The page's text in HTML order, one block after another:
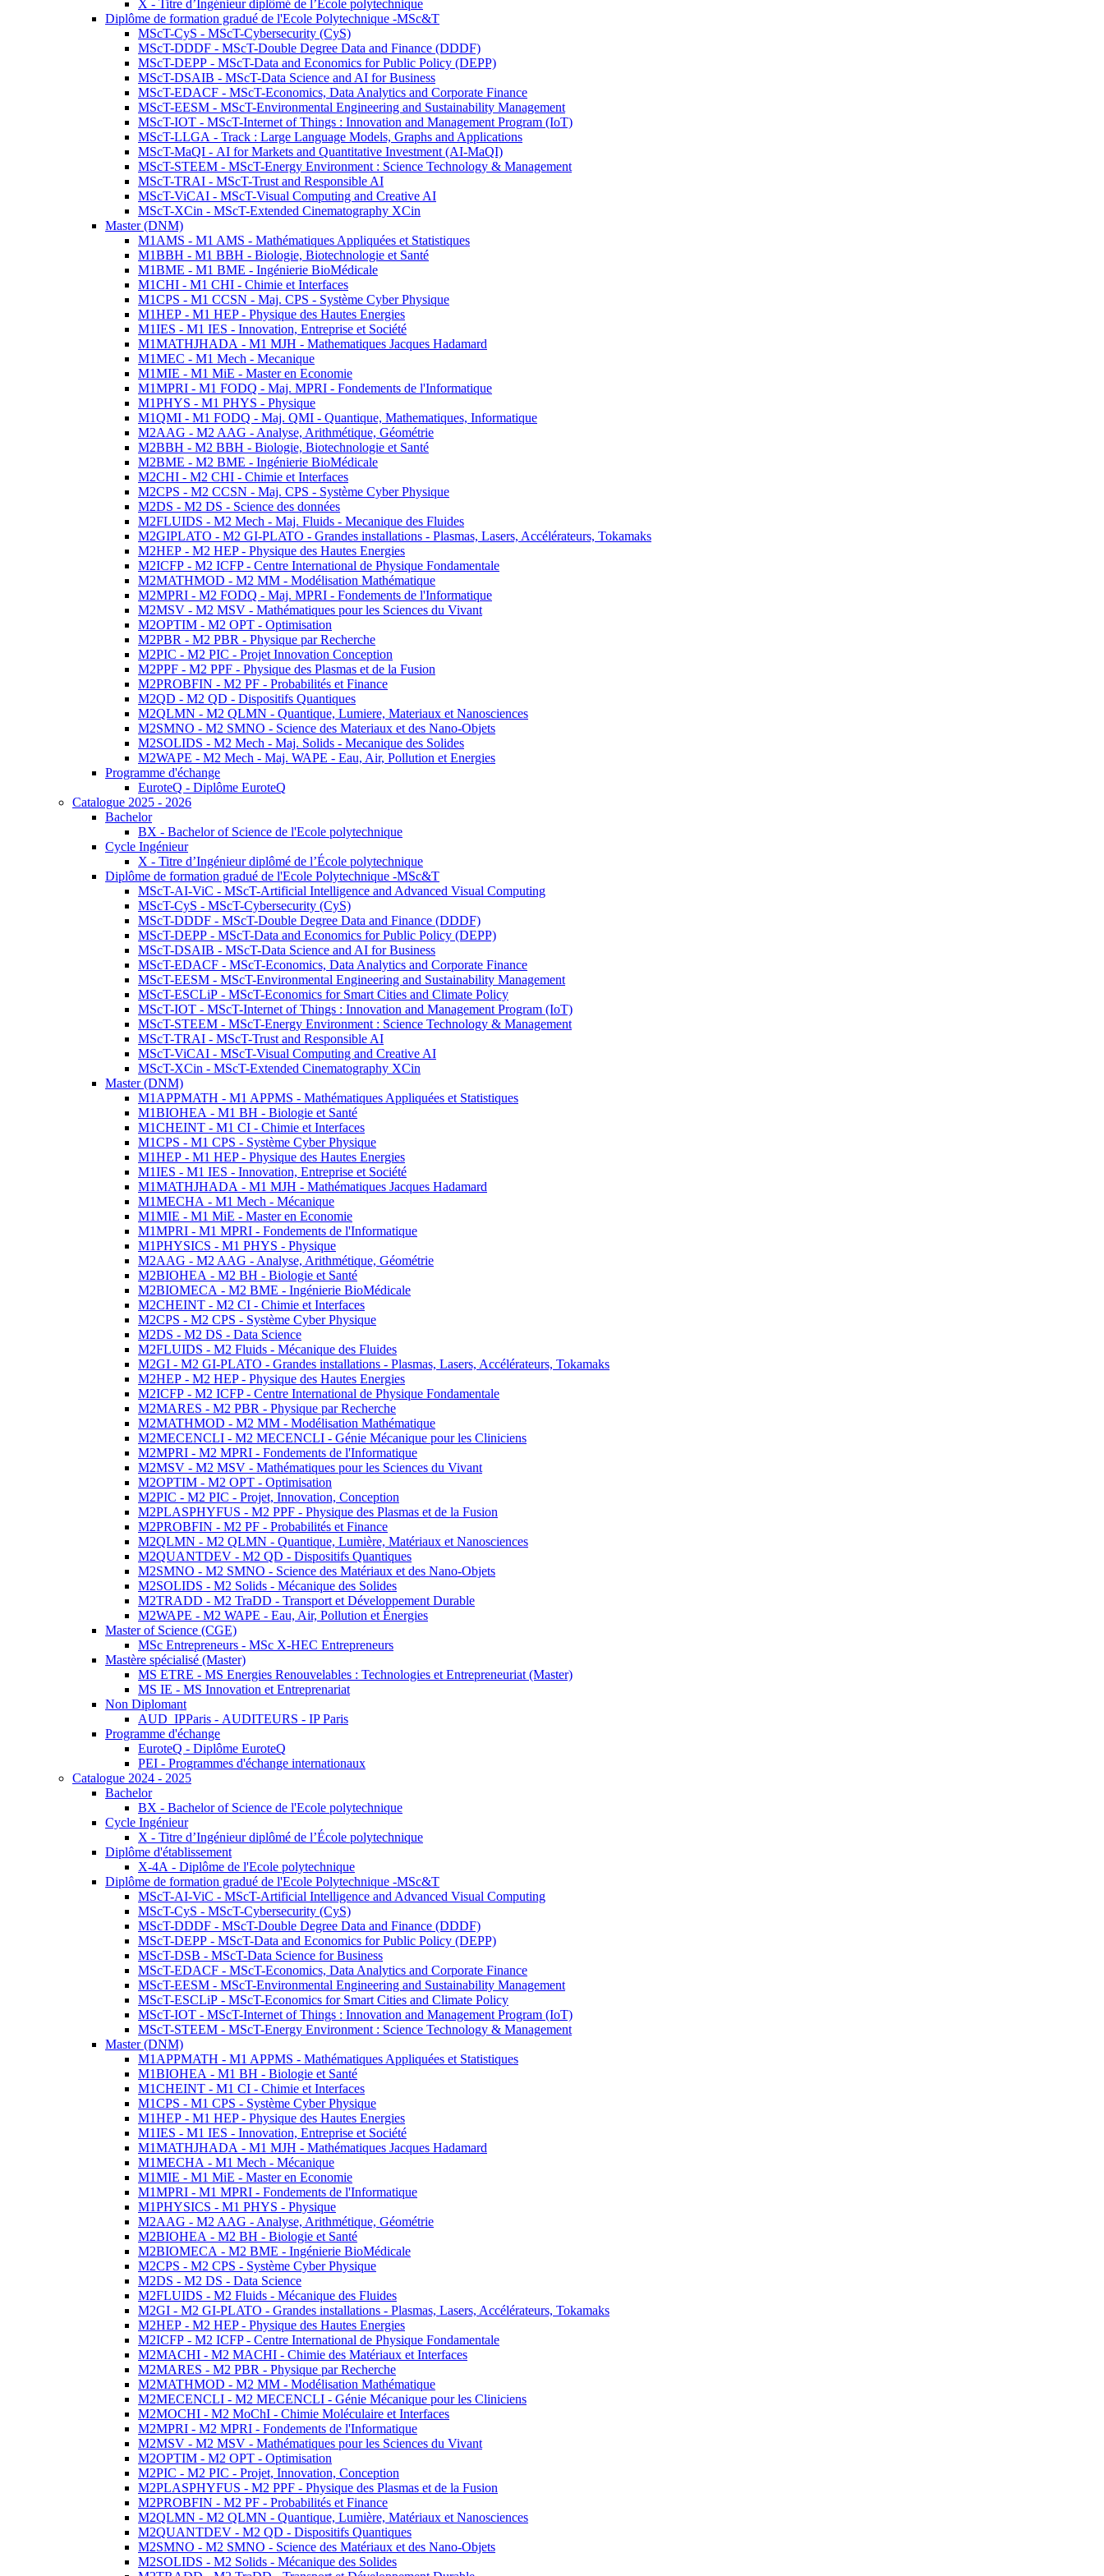
X - Titre d’Ingénieur diplômé de l’École polytechnique
Diplôme de formation gradué de l'Ecole Polytechnique -MSc&T
MScT-CyS - MScT-Cybersecurity (CyS)
MScT-DDDF - MScT-Double Degree Data and Finance (DDDF)
MScT-DEPP - MScT-Data and Economics for Public Policy (DEPP)
MScT-DSAIB - MScT-Data Science and AI for Business
MScT-EDACF - MScT-Economics, Data Analytics and Corporate Finance
MScT-EESM - MScT-Environmental Engineering and Sustainability Management
MScT-IOT - MScT-Internet of Things : Innovation and Management Program (IoT)
MScT-LLGA - Track : Large Language Models, Graphs and Applications
MScT-MaQI - AI for Markets and Quantitative Investment (AI-MaQI)
MScT-STEEM - MScT-Energy Environment : Science Technology & Management
MScT-TRAI - MScT-Trust and Responsible AI
MScT-ViCAI - MScT-Visual Computing and Creative AI
MScT-XCin - MScT-Extended Cinematography XCin
Master (DNM)
M1AMS - M1 AMS - Mathématiques Appliquées et Statistiques
M1BBH - M1 BBH - Biologie, Biotechnologie et Santé
M1BME - M1 BME - Ingénierie BioMédicale
M1CHI - M1 CHI - Chimie et Interfaces
M1CPS - M1 CCSN - Maj. CPS - Système Cyber Physique
M1HEP - M1 HEP - Physique des Hautes Energies
M1IES - M1 IES - Innovation, Entreprise et Société
M1MATHJHADA - M1 MJH - Mathematiques Jacques Hadamard
M1MEC - M1 Mech - Mecanique
M1MIE - M1 MiE - Master en Economie
M1MPRI - M1 FODQ - Maj. MPRI - Fondements de l'Informatique
M1PHYS - M1 PHYS - Physique
M1QMI - M1 FODQ - Maj. QMI - Quantique, Mathematiques, Informatique
M2AAG - M2 AAG - Analyse, Arithmétique, Géométrie
M2BBH - M2 BBH - Biologie, Biotechnologie et Santé
M2BME - M2 BME - Ingénierie BioMédicale
M2CHI - M2 CHI - Chimie et Interfaces
M2CPS - M2 CCSN - Maj. CPS - Système Cyber Physique
M2DS - M2 DS - Science des données
M2FLUIDS - M2 Mech - Maj. Fluids - Mecanique des Fluides
M2GIPLATO - M2 GI-PLATO - Grandes installations - Plasmas, Lasers, Accélérateurs, Tokamaks
M2HEP - M2 HEP - Physique des Hautes Energies
M2ICFP - M2 ICFP - Centre International de Physique Fondamentale
M2MATHMOD - M2 MM - Modélisation Mathématique
M2MPRI - M2 FODQ - Maj. MPRI - Fondements de l'Informatique
M2MSV - M2 MSV - Mathématiques pour les Sciences du Vivant
M2OPTIM - M2 OPT - Optimisation
M2PBR - M2 PBR - Physique par Recherche
M2PIC - M2 PIC - Projet Innovation Conception
M2PPF - M2 PPF - Physique des Plasmas et de la Fusion
M2PROBFIN - M2 PF - Probabilités et Finance
M2QD - M2 QD - Dispositifs Quantiques
M2QLMN - M2 QLMN - Quantique, Lumiere, Materiaux et Nanosciences
M2SMNO - M2 SMNO - Science des Materiaux et des Nano-Objets
M2SOLIDS - M2 Mech - Maj. Solids - Mecanique des Solides
M2WAPE - M2 Mech - Maj. WAPE - Eau, Air, Pollution et Energies
Programme d'échange
EuroteQ - Diplôme EuroteQ
Catalogue 2025 - 2026
Bachelor
BX - Bachelor of Science de l'Ecole polytechnique
Cycle Ingénieur
X - Titre d’Ingénieur diplômé de l’École polytechnique
Diplôme de formation gradué de l'Ecole Polytechnique -MSc&T
MScT-AI-ViC - MScT-Artificial Intelligence and Advanced Visual Computing
MScT-CyS - MScT-Cybersecurity (CyS)
MScT-DDDF - MScT-Double Degree Data and Finance (DDDF)
MScT-DEPP - MScT-Data and Economics for Public Policy (DEPP)
MScT-DSAIB - MScT-Data Science and AI for Business
MScT-EDACF - MScT-Economics, Data Analytics and Corporate Finance
MScT-EESM - MScT-Environmental Engineering and Sustainability Management
MScT-ESCLiP - MScT-Economics for Smart Cities and Climate Policy
MScT-IOT - MScT-Internet of Things : Innovation and Management Program (IoT)
MScT-STEEM - MScT-Energy Environment : Science Technology & Management
MScT-TRAI - MScT-Trust and Responsible AI
MScT-ViCAI - MScT-Visual Computing and Creative AI
MScT-XCin - MScT-Extended Cinematography XCin
Master (DNM)
M1APPMATH - M1 APPMS - Mathématiques Appliquées et Statistiques
M1BIOHEA - M1 BH - Biologie et Santé
M1CHEINT - M1 CI - Chimie et Interfaces
M1CPS - M1 CPS - Système Cyber Physique
M1HEP - M1 HEP - Physique des Hautes Energies
M1IES - M1 IES - Innovation, Entreprise et Société
M1MATHJHADA - M1 MJH - Mathématiques Jacques Hadamard
M1MECHA - M1 Mech - Mécanique
M1MIE - M1 MiE - Master en Economie
M1MPRI - M1 MPRI - Fondements de l'Informatique
M1PHYSICS - M1 PHYS - Physique
M2AAG - M2 AAG - Analyse, Arithmétique, Géométrie
M2BIOHEA - M2 BH - Biologie et Santé
M2BIOMECA - M2 BME - Ingénierie BioMédicale
M2CHEINT - M2 CI - Chimie et Interfaces
M2CPS - M2 CPS - Système Cyber Physique
M2DS - M2 DS - Data Science
M2FLUIDS - M2 Fluids - Mécanique des Fluides
M2GI - M2 GI-PLATO - Grandes installations - Plasmas, Lasers, Accélérateurs, Tokamaks
M2HEP - M2 HEP - Physique des Hautes Energies
M2ICFP - M2 ICFP - Centre International de Physique Fondamentale
M2MARES - M2 PBR - Physique par Recherche
M2MATHMOD - M2 MM - Modélisation Mathématique
M2MECENCLI - M2 MECENCLI - Génie Mécanique pour les Cliniciens
M2MPRI - M2 MPRI - Fondements de l'Informatique
M2MSV - M2 MSV - Mathématiques pour les Sciences du Vivant
M2OPTIM - M2 OPT - Optimisation
M2PIC - M2 PIC - Projet, Innovation, Conception
M2PLASPHYFUS - M2 PPF - Physique des Plasmas et de la Fusion
M2PROBFIN - M2 PF - Probabilités et Finance
M2QLMN - M2 QLMN - Quantique, Lumière, Matériaux et Nanosciences
M2QUANTDEV - M2 QD - Dispositifs Quantiques
M2SMNO - M2 SMNO - Science des Matériaux et des Nano-Objets
M2SOLIDS - M2 Solids - Mécanique des Solides
M2TRADD - M2 TraDD - Transport et Développement Durable
M2WAPE - M2 WAPE - Eau, Air, Pollution et Énergies
Master of Science (CGE)
MSc Entrepreneurs - MSc X-HEC Entrepreneurs
Mastère spécialisé (Master)
MS ETRE - MS Energies Renouvelables : Technologies et Entrepreneuriat (Master)
MS IE - MS Innovation et Entreprenariat
Non Diplomant
AUD_IPParis - AUDITEURS - IP Paris
Programme d'échange
EuroteQ - Diplôme EuroteQ
PEI - Programmes d'échange internationaux
Catalogue 2024 - 2025
Bachelor
BX - Bachelor of Science de l'Ecole polytechnique
Cycle Ingénieur
X - Titre d’Ingénieur diplômé de l’École polytechnique
Diplôme d'établissement
X-4A - Diplôme de l'Ecole polytechnique
Diplôme de formation gradué de l'Ecole Polytechnique -MSc&T
MScT-AI-ViC - MScT-Artificial Intelligence and Advanced Visual Computing
MScT-CyS - MScT-Cybersecurity (CyS)
MScT-DDDF - MScT-Double Degree Data and Finance (DDDF)
MScT-DEPP - MScT-Data and Economics for Public Policy (DEPP)
MScT-DSB - MScT-Data Science for Business
MScT-EDACF - MScT-Economics, Data Analytics and Corporate Finance
MScT-EESM - MScT-Environmental Engineering and Sustainability Management
MScT-ESCLiP - MScT-Economics for Smart Cities and Climate Policy
MScT-IOT - MScT-Internet of Things : Innovation and Management Program (IoT)
MScT-STEEM - MScT-Energy Environment : Science Technology & Management
Master (DNM)
M1APPMATH - M1 APPMS - Mathématiques Appliquées et Statistiques
M1BIOHEA - M1 BH - Biologie et Santé
M1CHEINT - M1 CI - Chimie et Interfaces
M1CPS - M1 CPS - Système Cyber Physique
M1HEP - M1 HEP - Physique des Hautes Energies
M1IES - M1 IES - Innovation, Entreprise et Société
M1MATHJHADA - M1 MJH - Mathématiques Jacques Hadamard
M1MECHA - M1 Mech - Mécanique
M1MIE - M1 MiE - Master en Economie
M1MPRI - M1 MPRI - Fondements de l'Informatique
M1PHYSICS - M1 PHYS - Physique
M2AAG - M2 AAG - Analyse, Arithmétique, Géométrie
M2BIOHEA - M2 BH - Biologie et Santé
M2BIOMECA - M2 BME - Ingénierie BioMédicale
M2CPS - M2 CPS - Système Cyber Physique
M2DS - M2 DS - Data Science
M2FLUIDS - M2 Fluids - Mécanique des Fluides
M2GI - M2 GI-PLATO - Grandes installations - Plasmas, Lasers, Accélérateurs, Tokamaks
M2HEP - M2 HEP - Physique des Hautes Energies
M2ICFP - M2 ICFP - Centre International de Physique Fondamentale
M2MACHI - M2 MACHI - Chimie des Matériaux et Interfaces
M2MARES - M2 PBR - Physique par Recherche
M2MATHMOD - M2 MM - Modélisation Mathématique
M2MECENCLI - M2 MECENCLI - Génie Mécanique pour les Cliniciens
M2MOCHI - M2 MoChI - Chimie Moléculaire et Interfaces
M2MPRI - M2 MPRI - Fondements de l'Informatique
M2MSV - M2 MSV - Mathématiques pour les Sciences du Vivant
M2OPTIM - M2 OPT - Optimisation
M2PIC - M2 PIC - Projet, Innovation, Conception
M2PLASPHYFUS - M2 PPF - Physique des Plasmas et de la Fusion
M2PROBFIN - M2 PF - Probabilités et Finance
M2QLMN - M2 QLMN - Quantique, Lumière, Matériaux et Nanosciences
M2QUANTDEV - M2 QD - Dispositifs Quantiques
M2SMNO - M2 SMNO - Science des Matériaux et des Nano-Objets
M2SOLIDS - M2 Solids - Mécanique des Solides